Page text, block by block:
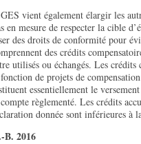
vient également élargir les
en mesure de respecter la cible
des droits de conformité pour
des crédits
utilisés ou échangés. Les
de projets de
essentiellement le
règlementé. Les crédits
donnée sont inférieures à
B. 2016